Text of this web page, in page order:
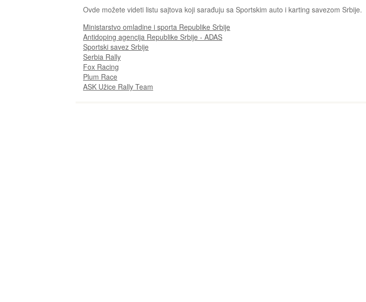
Ovde možete videti listu sajtova koji sarađuju sa Sportskim auto i karting savezom Srbije.
Ministarstvo omladine i sporta Republike Srbije
Antidoping agencija Republike Srbije - ADAS
Sportski savez Srbije
Serbia Rally
Fox Racing
Plum Race
ASK Užice Rally Team